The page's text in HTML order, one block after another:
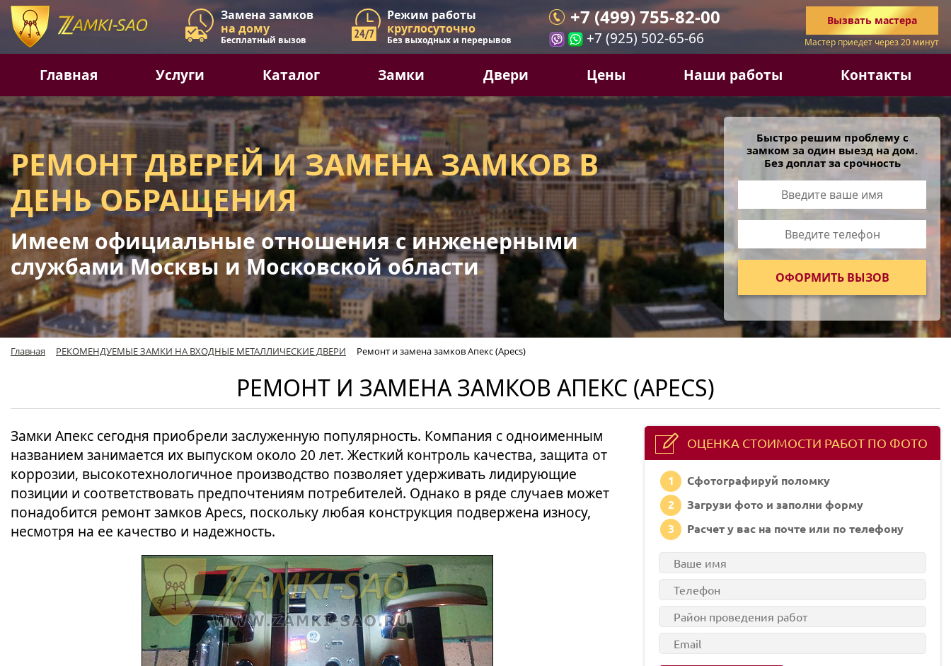
Замена замков
на дому
Бесплатный вызов
Режим работы
круглосуточно
Без выходных и перерывов
+7 (499) 755-82-00
+7 (925) 502-65-66
Вызвать мастера
Мастер приедет через 20 минут
Главная Услуги Каталог Замки Двери Цены Наши работы Контакты
РЕМОНТ ДВЕРЕЙ И ЗАМЕНА ЗАМКОВ В
ДЕНЬ ОБРАЩЕНИЯ
Имеем официальные отношения с инженерными
службами Москвы и Московской области
Быстро решим проблему с
замком за один выезд на дом.
Без доплат за срочность
Главная РЕКОМЕНДУЕМЫЕ ЗАМКИ НА ВХОДНЫЕ МЕТАЛЛИЧЕСКИЕ ДВЕРИ Ремонт и замена замков Апекс (Apecs)
РЕМОНТ И ЗАМЕНА ЗАМКОВ АПЕКС (APECS)
Замки Апекс сегодня приобрели заслуженную популярность. Компания с одноименным
названием занимается их выпуском около 20 лет. Жесткий контроль качества, защита от
коррозии, высокотехнологичное производство позволяет удерживать лидирующие
позиции и соответствовать предпочтениям потребителей. Однако в ряде случаев может
понадобится ремонт замков Apecs, поскольку любая конструкция подвержена износу,
несмотря на ее качество и надежность.
ОЦЕНКА СТОИМОСТИ РАБОТ ПО ФОТО
1
Сфотографируй поломку
2
Загрузи фото и заполни форму
3
Расчет у вас на почте или по телефону